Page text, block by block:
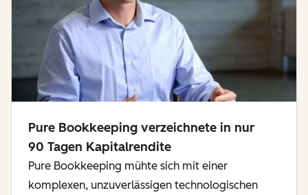
Pure Bookkeeping verzeichnete in nur
90 Tagen Kapitalrendite
Pure Bookkeeping mühte sich mit einer
komplexen, unzuverlässigen technologischen